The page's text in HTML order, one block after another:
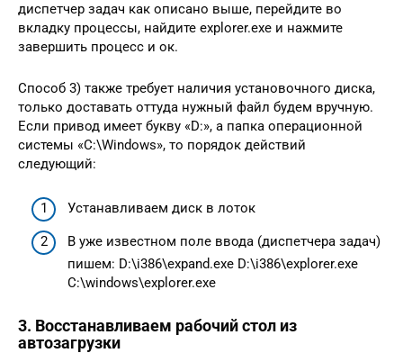
диспетчер задач как описано выше, перейдите во
вкладку процессы, найдите explorer.exe и нажмите
завершить процесс и ок.
Способ 3) также требует наличия установочного диска,
только доставать оттуда нужный файл будем вручную.
Если привод имеет букву «D:», а папка операционной
системы «C:\Windows», то порядок действий
следующий:
Устанавливаем диск в лоток
В уже известном поле ввода (диспетчера задач)
пишем: D:\i386\expand.exe D:\i386\explorer.exe
C:\windows\explorer.exe
3. Восстанавливаем рабочий стол из
автозагрузки